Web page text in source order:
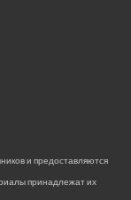
и предоставляются
принадлежат их